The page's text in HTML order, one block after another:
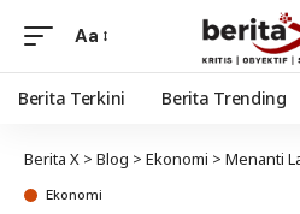
Aa
Berita Terkini Berita Trending
Berita X > Blog > Ekonomi > Menanti Langkah
Ekonomi